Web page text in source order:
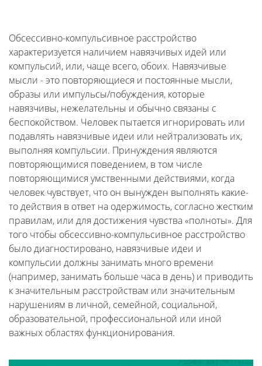
Обсессивно-компульсивное расстройство
характеризуется наличием навязчивых идей или
компульсий, или, чаще всего, обоих. Навязчивые
мысли - это повторяющиеся и постоянные мысли,
образы или импульсы/побуждения, которые
навязчивы, нежелательны и обычно связаны с
беспокойством. Человек пытается игнорировать или
подавлять навязчивые идеи или нейтрализовать их,
выполняя компульсии. Принуждения являются
повторяющимися поведением, в том числе
повторяющимися умственными действиями, когда
человек чувствует, что он вынужден выполнять какие-
то действия в ответ на одержимость, согласно жестким
правилам, или для достижения чувства «полноты». Для
того чтобы обсессивно-компульсивное расстройство
было диагностировано, навязчивые идеи и
компульсии должны занимать много времени
(например, занимать больше часа в день) и приводить
к значительным расстройствам или значительным
нарушениям в личной, семейной, социальной,
образовательной, профессиональной или иной
важных областях функционирования.